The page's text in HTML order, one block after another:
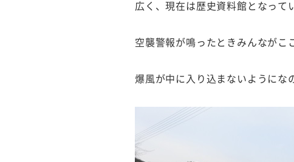
広く、現在は歴史資料館となって
空襲警報が鳴ったときみんながこ
爆風が中に入り込まないようにな